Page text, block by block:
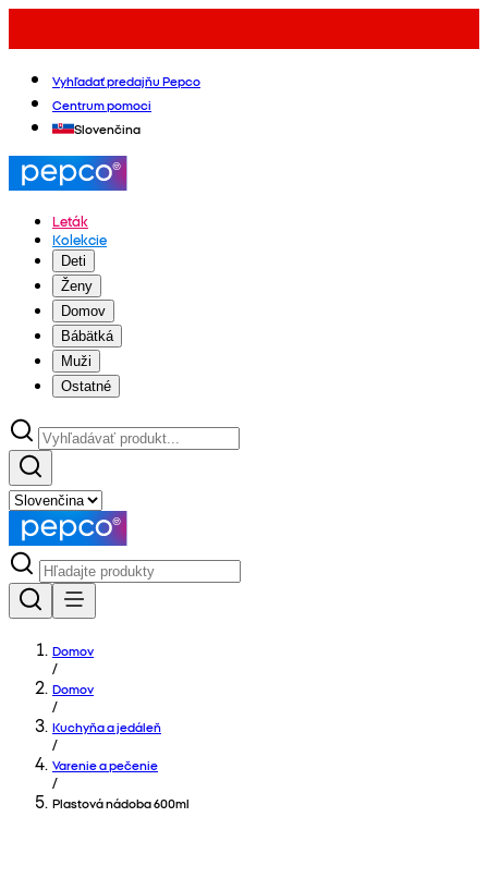
Vyhľadať predajňu Pepco
Centrum pomoci
Slovenčina
Leták
Kolekcie
Deti
Ženy
Domov
Bábätká
Muži
Ostatné
Domov
/
Domov
/
Kuchyňa a jedáleň
/
Varenie a pečenie
/
Plastová nádoba 600ml